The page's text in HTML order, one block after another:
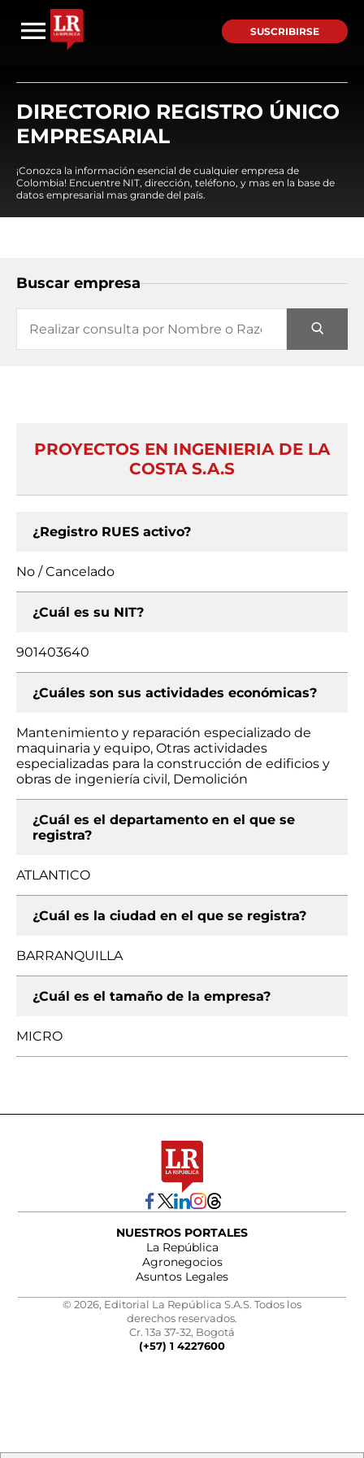
SUSCRIBIRSE
DIRECTORIO REGISTRO ÚNICO
EMPRESARIAL
¡Conozca la información esencial de cualquier empresa de
Colombia! Encuentre NIT, dirección, teléfono, y mas en la base de
datos empresarial mas grande del país.
Buscar empresa
PROYECTOS EN INGENIERIA DE LA
COSTA S.A.S
¿Registro RUES activo?
No / Cancelado
¿Cuál es su NIT?
901403640
¿Cuáles son sus actividades económicas?
Mantenimiento y reparación especializado de
maquinaria y equipo, Otras actividades
especializadas para la construcción de edificios y
obras de ingeniería civil, Demolición
¿Cuál es el departamento en el que se
registra?
ATLANTICO
¿Cuál es la ciudad en el que se registra?
BARRANQUILLA
¿Cuál es el tamaño de la empresa?
MICRO
NUESTROS PORTALES
La República
Agronegocios
Asuntos Legales
© 2026, Editorial La República S.A.S. Todos los
derechos reservados.
Cr. 13a 37-32, Bogotá
(+57) 1 4227600